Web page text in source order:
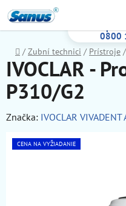
na
obsah
0800
Domov
/ Zubní technici / Prístroje /
IVOCLAR -
P310/G2
Značka: IVOCLAR VIVADENT
CENA NA VYŽIADANIE